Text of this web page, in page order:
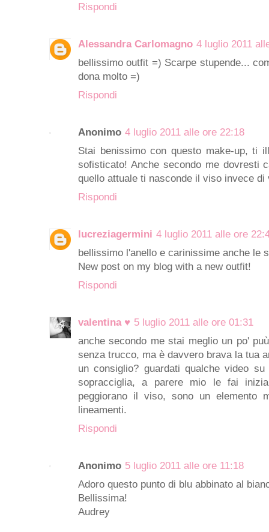
Rispondi
Alessandra Carlomagno 4 luglio 2011
bellissimo outfit =) Scarpe stupende...
dona molto =)
Rispondi
Anonimo 4 luglio 2011 alle ore 22:18
Stai benissimo con questo make-up, ti
sofisticato! Anche secondo me dovresti
quello attuale ti nasconde il viso invece di
Rispondi
lucreziagermini 4 luglio 2011 alle ore
bellissimo l'anello e carinissime anche le
New post on my blog with a new outfit!
Rispondi
valentina ♥ 5 luglio 2011 alle ore 01:31
anche secondo me stai meglio un po'
senza trucco, ma è davvero brava la tua
un consiglio? guardati qualche video
sopracciglia, a parere mio le fai
peggiorano il viso, sono un elemento
lineamenti.
Rispondi
Anonimo 5 luglio 2011 alle ore 11:18
Adoro questo punto di blu abbinato al
Bellissima!
Audrey